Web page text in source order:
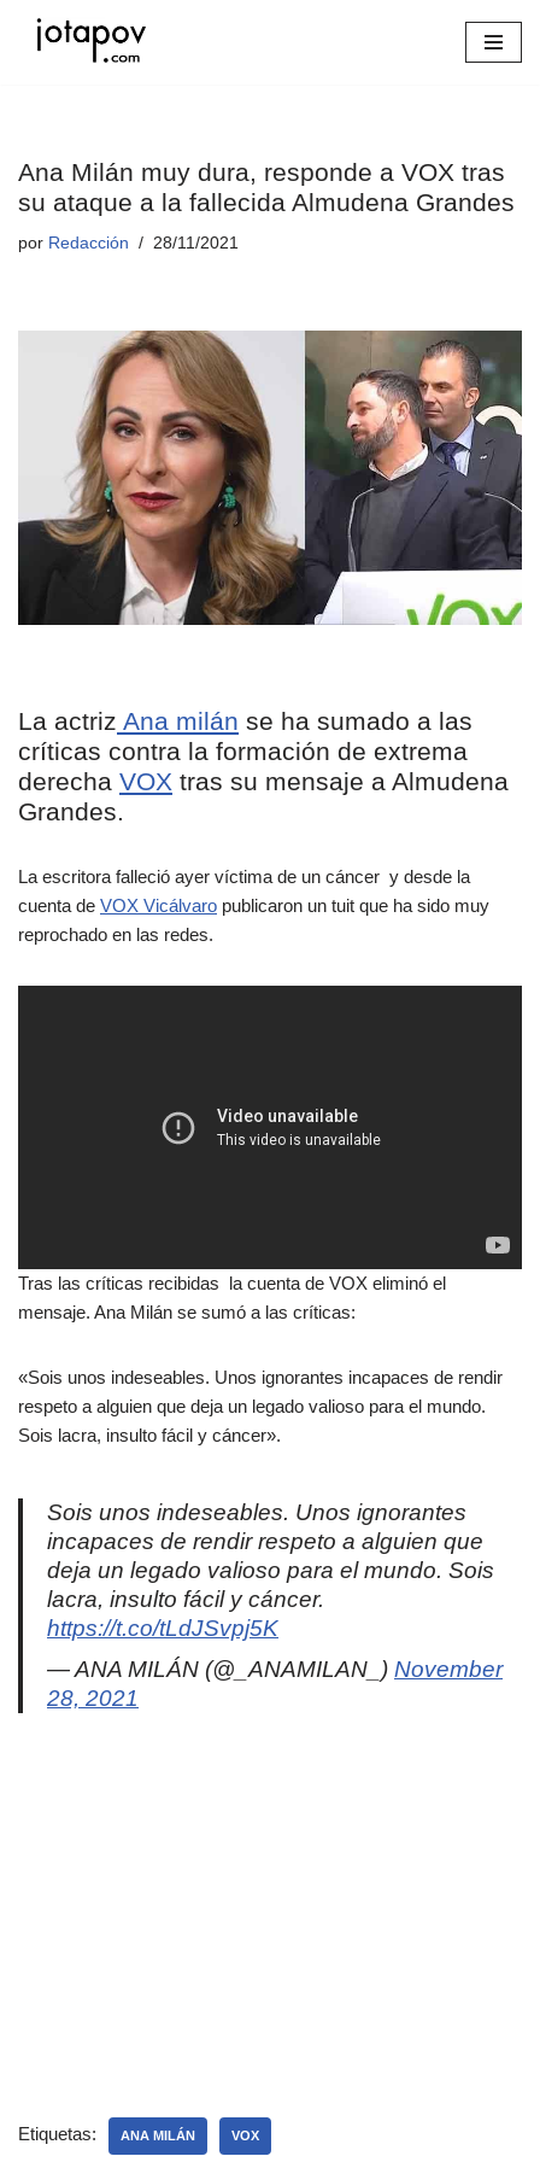
Ana Milán muy dura, responde a VOX tras
su ataque a la fallecida Almudena Grandes
por Redacción 28/11/2021
La actriz Ana milán se ha sumado a las
críticas contra la formación de extrema
derecha VOX tras su mensaje a Almudena
Grandes.
La escritora falleció ayer víctima de un cáncer y desde la
cuenta de VOX Vicálvaro publicaron un tuit que ha sido muy
reprochado en las redes.
Tras las críticas recibidas la cuenta de VOX eliminó el
mensaje. Ana Milán se sumó a las críticas:
«Sois unos indeseables. Unos ignorantes incapaces de rendir
respeto a alguien que deja un legado valioso para el mundo.
Sois lacra, insulto fácil y cáncer».
Sois unos indeseables. Unos ignorantes
incapaces de rendir respeto a alguien que
deja un legado valioso para el mundo. Sois
lacra, insulto fácil y cáncer.
https://t.co/tLdJSvpj5K
— ANA MILÁN (@_ANAMILAN_) November
28, 2021
Etiquetas: ANA MILÁN VOX